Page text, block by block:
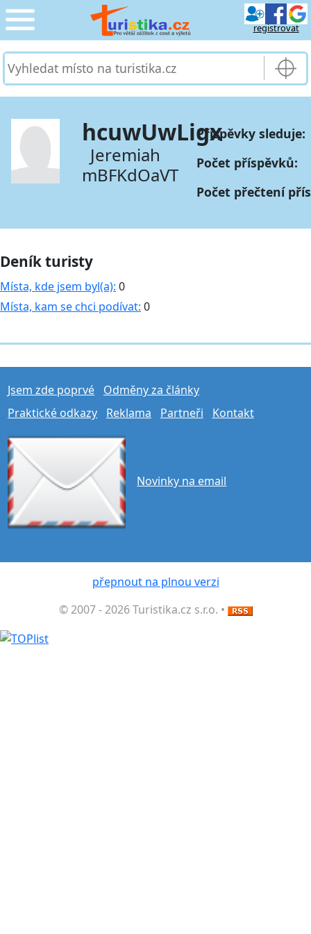
registrovat
CESTOVÁNÍ
SLUŽBY & DOPRAVA ›
PRO TURISTY ›
MOJE TURISTIKA ›
hcuwUwLigx
Jeremiah
mBFKdOaVT
Příspěvky sleduje:
Počet příspěvků:
Počet přečtení
Deník turisty
Místa, kde jsem byl(a): 0
Místa, kam se chci podívat: 0
Jsem zde poprvé
Odměny za články
Praktické odkazy
Reklama Partneři Kontakt
Novinky na email
přepnout na plnou verzi
© 2007 - 2026 Turistika.cz s.r.o. •